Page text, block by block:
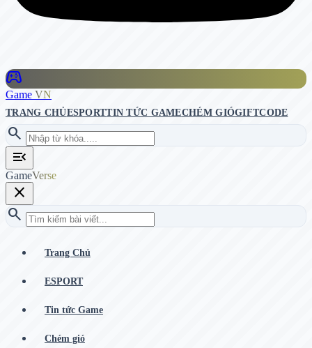
stadia_controller
Game VN
TRANG CHỦESPORTTIN TỨC GAMECHÉM GIÓGIFTCODE
search
menu_open
GameVerse
close
search
Trang Chủ
ESPORT
Tin tức Game
Chém gió